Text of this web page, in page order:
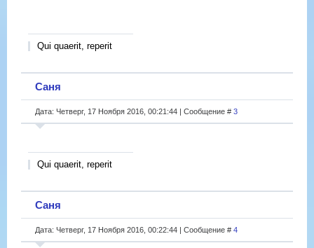
Qui quaerit, reperit
Саня
Дата: Четверг, 17 Ноября 2016, 00:21:44 | Сообщение # 3
Qui quaerit, reperit
Саня
Дата: Четверг, 17 Ноября 2016, 00:22:44 | Сообщение # 4